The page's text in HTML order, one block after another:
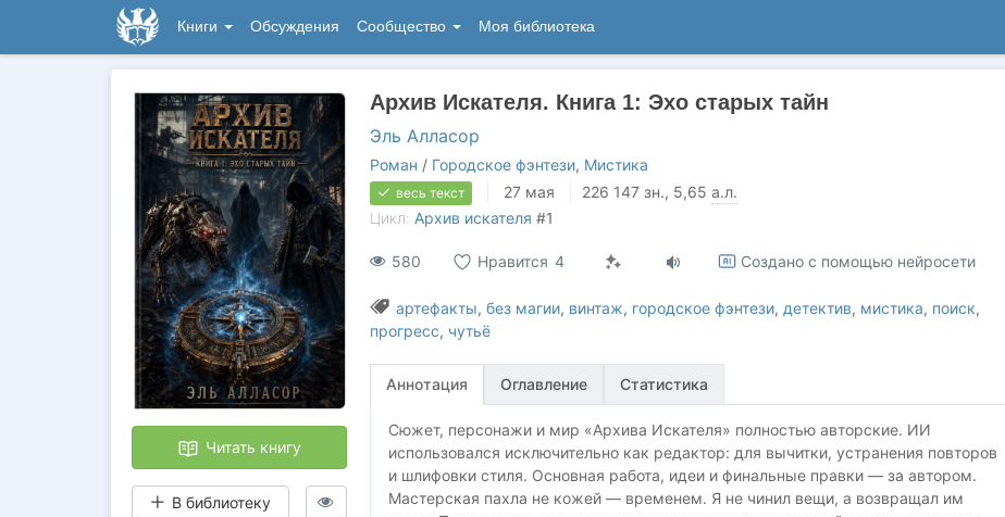
Книги Обсуждения Сообщество Моя библиотека
Читать книгу
В библиотеку
Архив Искателя. Книга 1: Эхо старых тайн
Эль Алласор
Роман / Городское фэнтези, Мистика
весь текст 27 мая 226 147 зн., 5,65 а.л.
Цикл: Архив искателя #1
580 Нравится 4 Создано с помощью нейросети
артефакты, без магии, винтаж, городское фэнтези, детектив, мистика, поиск,
прогресс, чутьё
Аннотация Оглавление Статистика
Сюжет, персонажи и мир «Архива Искателя» полностью авторские. ИИ
использовался исключительно как редактор: для вычитки, устранения повторов
и шлифовки стиля. Основная работа, идеи и финальные правки — за автором.
Мастерская пахла не кожей — временем. Я не чинил вещи, а возвращал им